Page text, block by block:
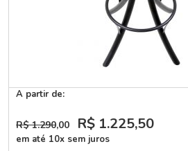
A partir de:
R$ 1.290,00 R$ 1.225,50
em até 10x sem juros